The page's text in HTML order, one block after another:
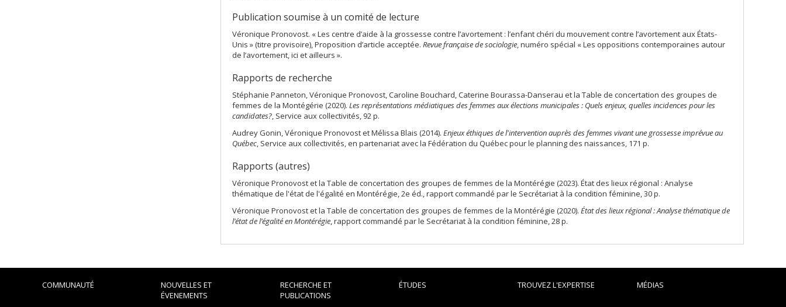
Publication soumise à un comité de lecture
Véronique Pronovost. « Les centre d’aide à la grossesse contre l’avortement : l’enfant chéri du mouvement contre l’avortement aux États-
Unis » (titre provisoire), Proposition d’article acceptée. Revue française de sociologie, numéro spécial « Les oppositions contemporaines autour
de l’avortement, ici et ailleurs ».
Rapports de recherche
Stéphanie Panneton, Véronique Pronovost, Caroline Bouchard, Caterine Bourassa-Danserau et la Table de concertation des groupes de
femmes de la Montégérie (2020). Les représentations médiatiques des femmes aux élections municipales : Quels enjeux, quelles incidences pour les
candidates?, Service aux collectivités, 92 p.
Audrey Gonin, Véronique Pronovost et Mélissa Blais (2014). Enjeux éthiques de l'intervention auprès des femmes vivant une grossesse imprévue au
Québec, Service aux collectivités, en partenariat avec la Fédération du Québec pour le planning des naissances, 171 p.
Rapports (autres)
Véronique Pronovost et la Table de concertation des groupes de femmes de la Montérégie (2023). État des lieux régional : Analyse
thématique de l'état de l'égalité en Montérégie, 2e éd., rapport commandé par le Secrétariat à la condition féminine, 30 p.
Véronique Pronovost et la Table de concertation des groupes de femmes de la Montérégie (2020). État des lieux régional : Analyse thématique de
l’état de l’égalité en Montérégie, rapport commandé par le Secrétariat à la condition féminine, 28 p.
COMMUNAUTÉ
NOUVELLES ET
ÉVENEMENTS
RECHERCHE ET
PUBLICATIONS
ÉTUDES TROUVEZ L'EXPERTISE MÉDIAS